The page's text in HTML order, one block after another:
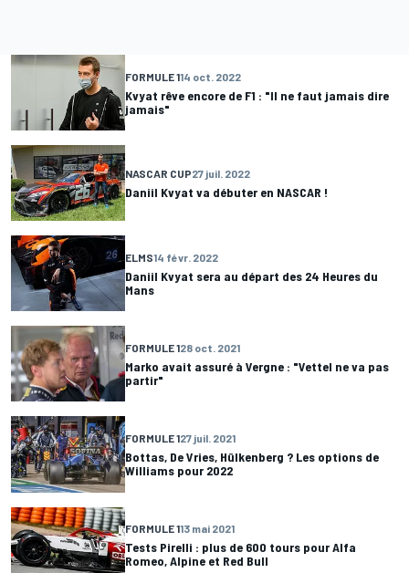
FORMULE 114 oct. 2022
Kvyat rêve encore de F1 : "Il ne faut jamais dire
jamais"
NASCAR CUP27 juil. 2022
Daniil Kvyat va débuter en NASCAR !
ELMS14 févr. 2022
Daniil Kvyat sera au départ des 24 Heures du
Mans
FORMULE 128 oct. 2021
Marko avait assuré à Vergne : "Vettel ne va pas
partir"
FORMULE 127 juil. 2021
Bottas, De Vries, Hülkenberg ? Les options de
Williams pour 2022
FORMULE 113 mai 2021
Tests Pirelli : plus de 600 tours pour Alfa
Romeo, Alpine et Red Bull